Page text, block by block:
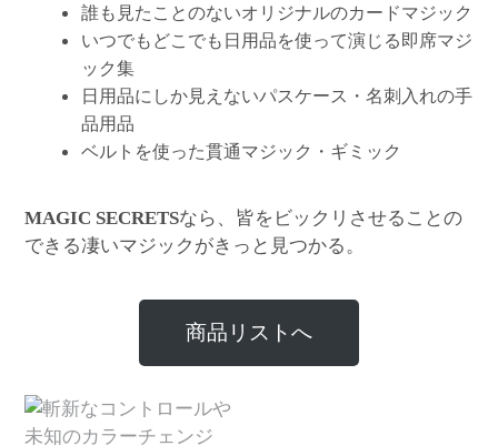
誰も見たことのないオリジナルのカードマジック
いつでもどこでも日用品を使って演じる即席マジ
ック集
日用品にしか見えないパスケース・名刺入れの手
品用品
ベルトを使った貫通マジック・ギミック
MAGIC SECRETSなら、皆をビックリさせることの
できる凄いマジックがきっと見つかる。
商品リストへ